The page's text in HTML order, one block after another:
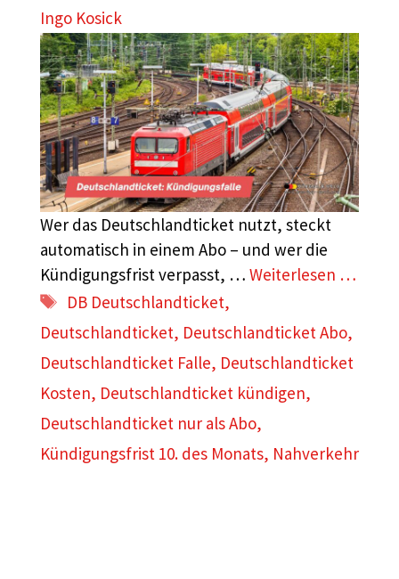
Ingo Kosick
Wer das Deutschlandticket nutzt, steckt
automatisch in einem Abo – und wer die
Kündigungsfrist verpasst, … Weiterlesen …
Schlagwörter
DB Deutschlandticket,
Deutschlandticket, Deutschlandticket Abo,
Deutschlandticket Falle, Deutschlandticket
Kosten, Deutschlandticket kündigen,
Deutschlandticket nur als Abo,
Kündigungsfrist 10. des Monats, Nahverkehr